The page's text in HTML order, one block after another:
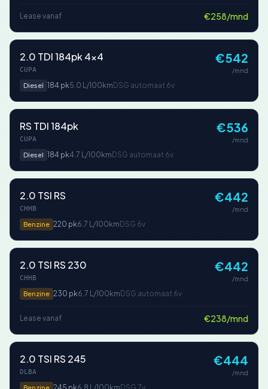
Lease vanaf €258/mnd
2.0 TDI 184pk 4x4
CUPA
Diesel 184 pk5.0 L/100km DSG automaat 6v
€542
/mnd
RS TDI 184pk
CUPA
Diesel 184 pk4.7 L/100km DSG automaat 6v
€536
/mnd
2.0 TSI RS
CHHB
Benzine 220 pk6.7 L/100km DSG 6v
€442
/mnd
2.0 TSI RS 230
CHHB
Benzine 230 pk6.7 L/100km DSG automaat 6v
€442
/mnd
Lease vanaf €238/mnd
2.0 TSI RS 245
DLBA
€444
/mnd